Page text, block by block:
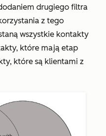
drugiego filtra
z tego
wszystkie kontakty
które mają etap
które są klientami z